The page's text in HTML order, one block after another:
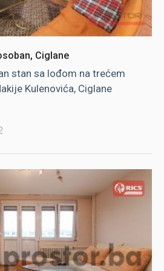
Ciglane
stan sa lođom na trećem
Kulenovića, Ciglane